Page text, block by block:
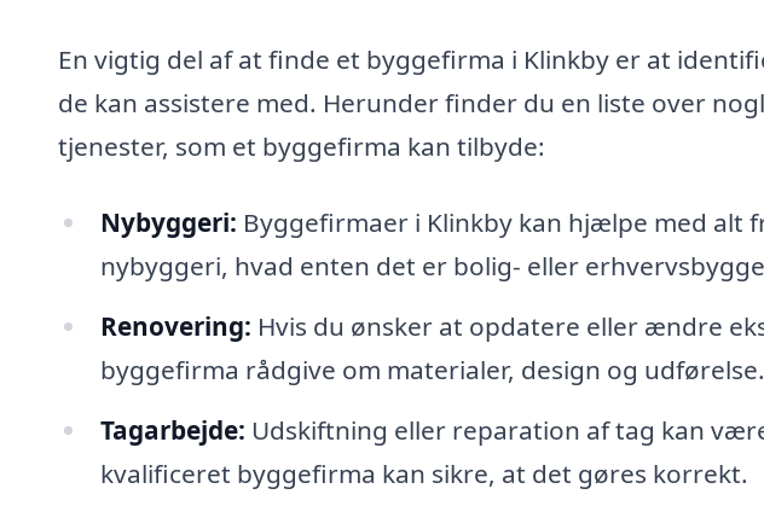
En vigtig del af at finde et byggefirma i Klinkby er at
de kan assistere med. Herunder finder du en liste over
tjenester, som et byggefirma kan tilbyde:
Nybyggeri: Byggefirmaer i Klinkby kan hjælpe med alt
nybyggeri, hvad enten det er bolig- eller
Renovering: Hvis du ønsker at opdatere eller ændre
byggefirma rådgive om materialer, design og udførelse.
Tagarbejde: Udskiftning eller reparation af tag kan
kvalificeret byggefirma kan sikre, at det gøres korrekt.